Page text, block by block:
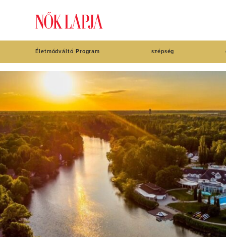
Életmódváltó Program szépség